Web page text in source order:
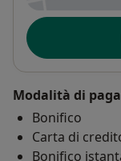
Disponibilità
Modalità di
Bonifico
Carta di
Bonifico